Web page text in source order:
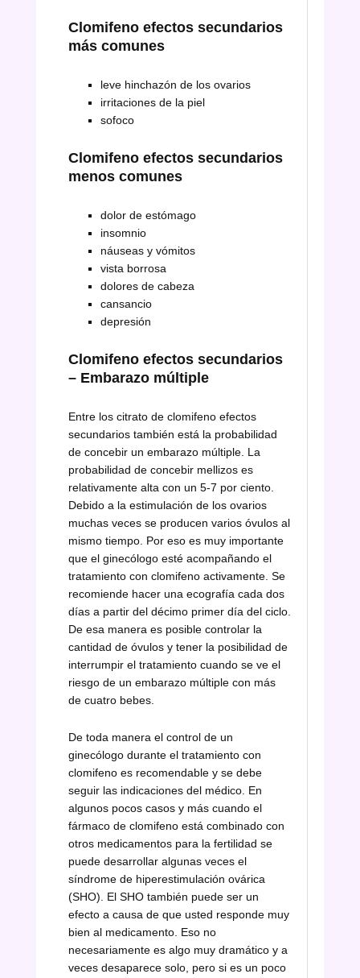
Clomifeno efectos secundarios
más comunes
leve hinchazón de los ovarios
irritaciones de la piel
sofoco
Clomifeno efectos secundarios
menos comunes
dolor de estómago
insomnio
náuseas y vómitos
vista borrosa
dolores de cabeza
cansancio
depresión
Clomifeno efectos secundarios
– Embarazo múltiple
Entre los citrato de clomifeno efectos
secundarios también está la probabilidad
de concebir un embarazo múltiple. La
probabilidad de concebir mellizos es
relativamente alta con un 5-7 por ciento.
Debido a la estimulación de los ovarios
muchas veces se producen varios óvulos al
mismo tiempo. Por eso es muy importante
que el ginecólogo esté acompañando el
tratamiento con clomifeno activamente. Se
recomiende hacer una ecografía cada dos
días a partir del décimo primer día del ciclo.
De esa manera es posible controlar la
cantidad de óvulos y tener la posibilidad de
interrumpir el tratamiento cuando se ve el
riesgo de un embarazo múltiple con más
de cuatro bebes.
De toda manera el control de un
ginecólogo durante el tratamiento con
clomifeno es recomendable y se debe
seguir las indicaciones del médico. En
algunos pocos casos y más cuando el
fármaco de clomifeno está combinado con
otros medicamentos para la fertilidad se
puede desarrollar algunas veces el
síndrome de hiperestimulación ovárica
(SHO). El SHO también puede ser un
efecto a causa de que usted responde muy
bien al medicamento. Eso no
necesariamente es algo muy dramático y a
veces desaparece solo, pero si es un poco